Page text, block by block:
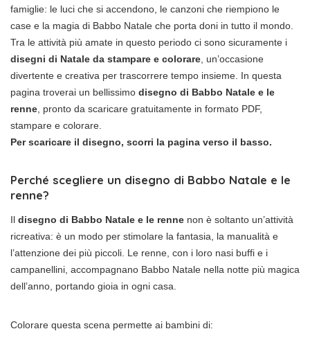
famiglie: le luci che si accendono, le canzoni che riempiono le
case e la magia di Babbo Natale che porta doni in tutto il mondo.
Tra le attività più amate in questo periodo ci sono sicuramente i
disegni di Natale da stampare e colorare , un’occasione
divertente e creativa per trascorrere tempo insieme. In questa
pagina troverai un bellissimo disegno di Babbo Natale e le
renne , pronto da scaricare gratuitamente in formato PDF,
stampare e colorare.
Per scaricare il disegno, scorri la pagina verso il basso.
Perché scegliere un disegno di Babbo Natale e le
renne?
Il disegno di Babbo Natale e le renne non è soltanto un’attività
ricreativa: è un modo per stimolare la fantasia, la manualità e
l’attenzione dei più piccoli. Le renne, con i loro nasi buffi e i
campanellini, accompagnano Babbo Natale nella notte più magica
dell’anno, portando gioia in ogni casa.
Colorare questa scena permette ai bambini di: